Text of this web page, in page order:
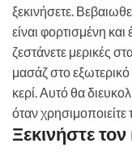
ξεκινήσετε.
είναι φορτισμένη
ζεστάνετε μερικές
μασάζ στο
κερί. Αυτό θα
όταν
Ξεκινήστε